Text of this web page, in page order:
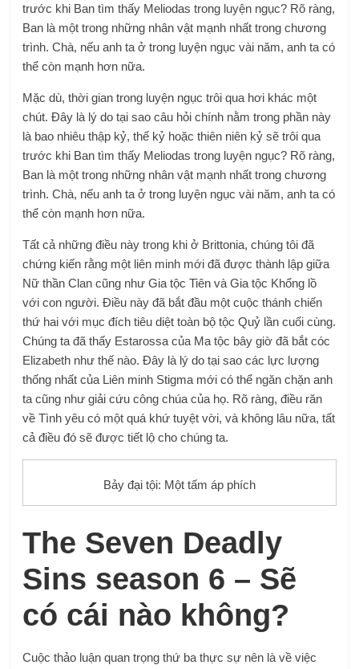
trước khi Ban tìm thấy Meliodas trong luyện ngục? Rõ ràng,
Ban là một trong những nhân vật mạnh nhất trong chương
trình. Chà, nếu anh ta ở trong luyện ngục vài năm, anh ta có
thể còn mạnh hơn nữa.
Mặc dù, thời gian trong luyện ngục trôi qua hơi khác một
chút. Đây là lý do tại sao câu hỏi chính nằm trong phần này
là bao nhiêu thập kỷ, thế kỷ hoặc thiên niên kỷ sẽ trôi qua
trước khi Ban tìm thấy Meliodas trong luyện ngục? Rõ ràng,
Ban là một trong những nhân vật mạnh nhất trong chương
trình. Chà, nếu anh ta ở trong luyện ngục vài năm, anh ta có
thể còn mạnh hơn nữa.
Tất cả những điều này trong khi ở Brittonia, chúng tôi đã
chứng kiến ​​rằng một liên minh mới đã được thành lập giữa
Nữ thần Clan cũng như Gia tộc Tiên và Gia tộc Khổng lồ
với con người. Điều này đã bắt đầu một cuộc thánh chiến
thứ hai với mục đích tiêu diệt toàn bộ tộc Quỷ lần cuối cùng.
Chúng ta đã thấy Estarossa của Ma tộc bây giờ đã bắt cóc
Elizabeth như thế nào. Đây là lý do tại sao các lực lượng
thống nhất của Liên minh Stigma mới có thể ngăn chặn anh
ta cũng như giải cứu công chúa của họ. Rõ ràng, điều răn
về Tình yêu có một quá khứ tuyệt vời, và không lâu nữa, tất
cả điều đó sẽ được tiết lộ cho chúng ta.
Bảy đại tội: Một tấm áp phích
The Seven Deadly
Sins season 6 – Sẽ
có cái nào không?
Cuộc thảo luận quan trọng thứ ba thực sự nên là về việc